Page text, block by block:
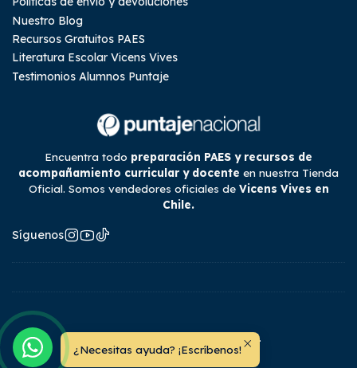
Nuestro Blog
Recursos Gratuitos PAES
Literatura Escolar Vicens Vives
Testimonios Alumnos Puntaje
Encuentra todo preparación PAES y recursos de
acompañamiento curricular y docente en nuestra Tienda
Oficial. Somos vendedores oficiales de Vicens Vives en
Chile.
Síguenos
2026 Tienda Puntaje Nacional.
Todos los derechos reservados
¿Necesitas ayuda? ¡Escríbenos!